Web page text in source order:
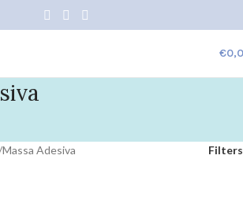
€
Massa Adesiva Filters